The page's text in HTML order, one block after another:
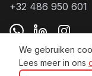
We gebruiken
Lees meer in ons
+32 486 950 601
The